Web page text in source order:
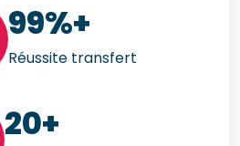
99%+
Réussite transfert
20+